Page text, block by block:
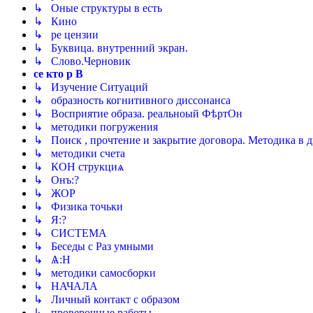
↳ Оные структуры в есть
↳ Кино
↳ ре цензии
↳ Буквица. внутренний экран.
↳ Слово.Черновик
се кто р В
↳ Изучение Ситуаций
↳ образность когнитивного диссонанса
↳ Восприятие образа. реальноый ФѣртОн
↳ методики погружения
↳ Поиск , прочтение и закрытие договора. Методика в
↳ методики счета
↳ КОН струкциѧ
↳ Онъ:?
↳ ЖОР
↳ Физика точьки
↳ Я:?
↳ СИСТЕМА
↳ Беседы с Раз умными
↳ Ѧ:Н
↳ методики самосборки
↳ НАЧАЛА
↳ Личный контакт с образом